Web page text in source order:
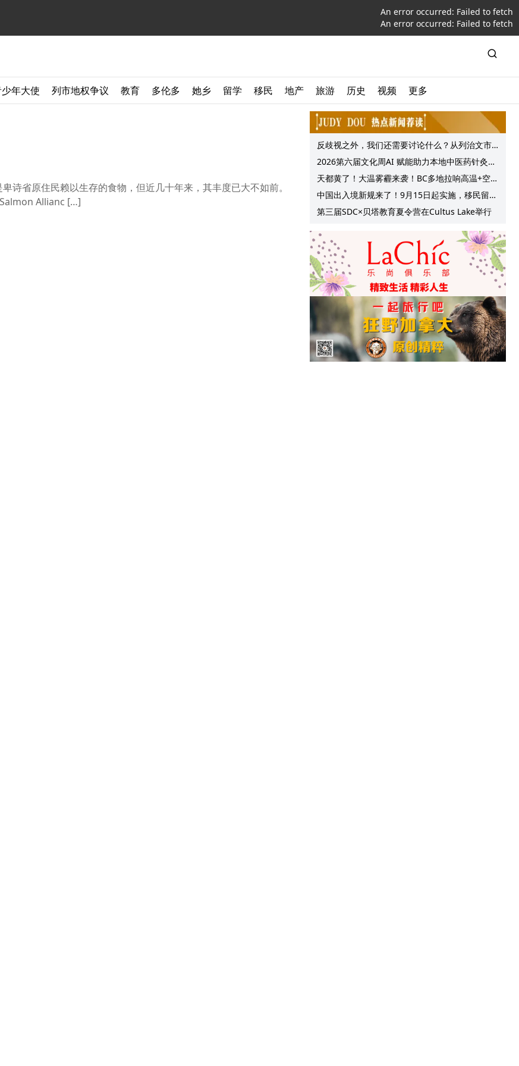
An error occurred: Failed to fetch
An error occurred: Failed to fetch
年大使 列市地权争议 教育 多伦多 她乡 留学 移民 地产 旅游 历史 视频 更多
诗省原住民赖以生存的食物，但近几十年来，其丰度已大不如前。
Allianc […]
反歧视之外，我们还需要讨论什么？从列治文市
议会一项动议谈起
2026第六届文化周AI 赋能助力本地中医药针灸服
务提质升级
天都黄了！大温雾霾来袭！BC多地拉响高温+空气
质量预警 最高可达35°C！
中国出入境新规来了！9月15日起实施，移民留学
中介迎来最强监管！
第三届SDC×贝塔教育夏令营在Cultus Lake举行